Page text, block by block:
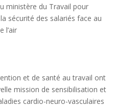
ministère du Travail pour
sécurité des salariés face au
l’air
et de santé au travail ont
mission de sensibilisation et
cardio-neuro-vasculaires